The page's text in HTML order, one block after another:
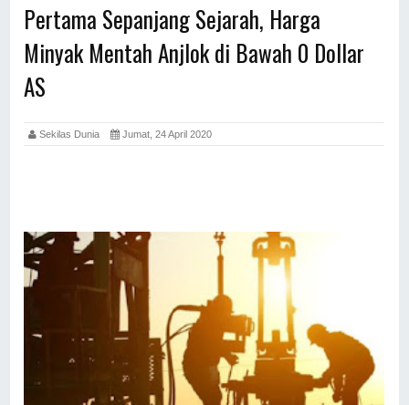
Pertama Sepanjang Sejarah, Harga
Minyak Mentah Anjlok di Bawah 0 Dollar
AS
Sekilas Dunia Jumat, 24 April 2020